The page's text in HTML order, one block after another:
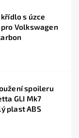
s úzce
Volkswagen
spoileru
GLI Mk7
plast ABS